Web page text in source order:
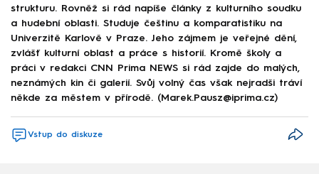
strukturu. Rovněž si rád napíše články z kulturního soudku
a hudební oblasti. Studuje češtinu a komparatistiku na
Univerzitě Karlově v Praze. Jeho zájmem je veřejné dění,
zvlášť kulturní oblast a práce s historií. Kromě školy a
práci v redakci CNN Prima NEWS si rád zajde do malých,
neznámých kin či galerií. Svůj volný čas však nejradši tráví
někde za městem v přírodě. (Marek.Pausz@iprima.cz)
Vstup do diskuze